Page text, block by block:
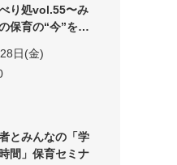
り処vol.55〜み
保育の“今”を交
日(金)
とみんなの「学
間」保育セミナ